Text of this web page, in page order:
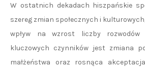
W ostatnich dekadach hiszpańskie
szereg zmian społecznych i
wpływ na wzrost liczby
kluczowych czynników jest zmiana
małżeństwa oraz rosnąca